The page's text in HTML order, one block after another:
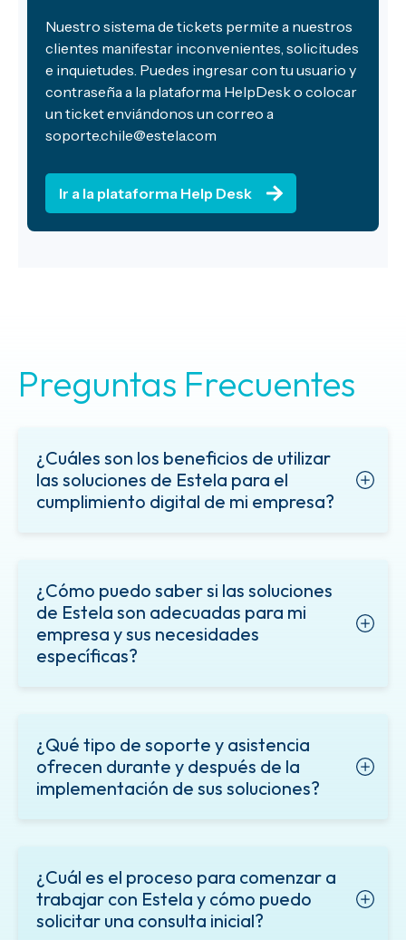
Nuestro sistema de tickets permite a nuestros
clientes manifestar inconvenientes, solicitudes
e inquietudes. Puedes ingresar con tu usuario y
contraseña a la plataforma HelpDesk o colocar
un ticket enviándonos un correo a
soporte.chile@estela.com
Ir a la plataforma Help Desk
Preguntas Frecuentes
¿Cuáles son los beneficios de utilizar
las soluciones de Estela para el
cumplimiento digital de mi empresa?
¿Cómo puedo saber si las soluciones
de Estela son adecuadas para mi
empresa y sus necesidades
específicas?
¿Qué tipo de soporte y asistencia
ofrecen durante y después de la
implementación de sus soluciones?
¿Cuál es el proceso para comenzar a
trabajar con Estela y cómo puedo
solicitar una consulta inicial?